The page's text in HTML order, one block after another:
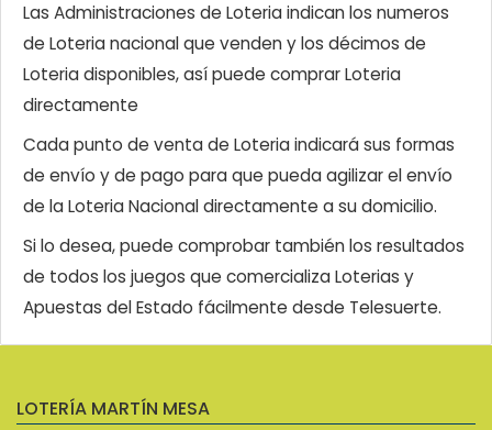
Las Administraciones de Loteria indican los numeros
de Loteria nacional que venden y los décimos de
Loteria disponibles, así puede comprar Loteria
directamente
Cada punto de venta de Loteria indicará sus formas
de envío y de pago para que pueda agilizar el envío
de la Loteria Nacional directamente a su domicilio.
Si lo desea, puede comprobar también los resultados
de todos los juegos que comercializa Loterias y
Apuestas del Estado fácilmente desde Telesuerte.
LOTERÍA MARTÍN MESA